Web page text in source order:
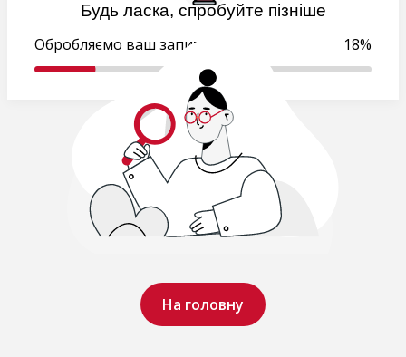
Будь ласка, спробуйте пізніше
На головну
Обробляємо ваш запит.. 18%